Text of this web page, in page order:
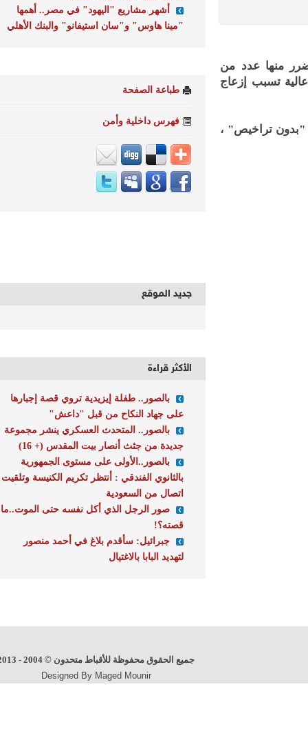
منها عدد من
تسبب إزعاج
تم ضبط 19 دراجة بخارية "بدون تراخيص" ،
أشهر مشاريع "اليهود" في مصر.. أهمها
"مينا هاوس" و"سان استيفانو" والبنك الأهلي
طباعة الصفحة
فهرس داخلية وأمن
جديد الموقع
الأكثر قراءة
بالصور.. طفلة إيزيدية تروي قصة إجبارها
على جهاد النكاح من قبل "داعش"
بالصور.. المتحدث العسكري ينشر مجموعة
جديدة من جثث أنصار بيت المقدس (+ 16)
بالصور..الأولى على مستوى الجمهورية
بالثانوي الفندقي : أنتظر تكريم الكنيسة وتلقيت
اتصال من السعودية
صور الرجل الذي أكل نفسه حتى الموت..ما
قصته؟!‎
جبرائيل: سأقدم بلاغ في أحمد منصور
لتهديد البابا بالاغتيال
جميع الحقوق محفوظة للأقباط متحدون©
2004 - 2013
Designed By Maged Mounir